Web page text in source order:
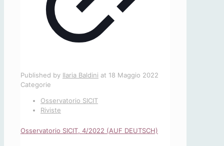
Published by Ilaria Baldini at 18 Maggio 2022
Categorie
Osservatorio SICIT
Riviste
Osservatorio SICIT, 4/2022 (AUF DEUTSCH)